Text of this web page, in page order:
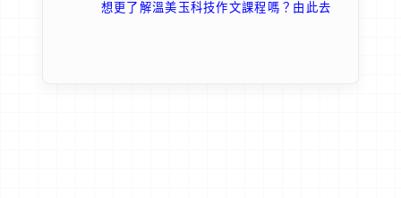
想更了解溫美玉科技作文課程嗎？由此去